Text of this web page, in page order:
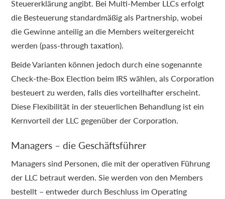
Steuererklärung angibt. Bei Multi-Member LLCs erfolgt
die Besteuerung standardmäßig als Partnership, wobei
die Gewinne anteilig an die Members weitergereicht
werden (pass-through taxation).
Beide Varianten können jedoch durch eine sogenannte
Check-the-Box Election beim IRS wählen, als Corporation
besteuert zu werden, falls dies vorteilhafter erscheint.
Diese Flexibilität in der steuerlichen Behandlung ist ein
Kernvorteil der LLC gegenüber der Corporation.
Managers – die Geschäftsführer
Managers sind Personen, die mit der operativen Führung
der LLC betraut werden. Sie werden von den Members
bestellt – entweder durch Beschluss im Operating